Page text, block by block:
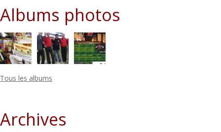
Albums photos
Tous les albums
Archives